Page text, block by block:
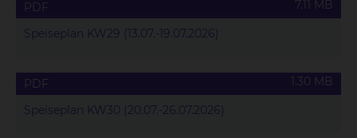
PDF
Speiseplan KW29 (13.07.-19.07.2026)
7.11 MB
PDF
Speiseplan KW30 (20.07.-26.07.2026)
1.30 MB